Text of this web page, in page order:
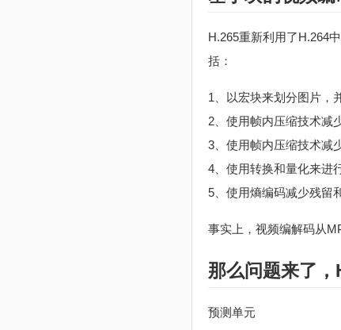
H.265重新利用了H.264
括：
1、以宏块来划分图片，
2、使用帧内压缩技术减
3、使用帧内压缩技术减
4、使用转换和量化来进
5、使用熵编码减少残留
事实上，视频编解码从
那么问题来了，
预测单元